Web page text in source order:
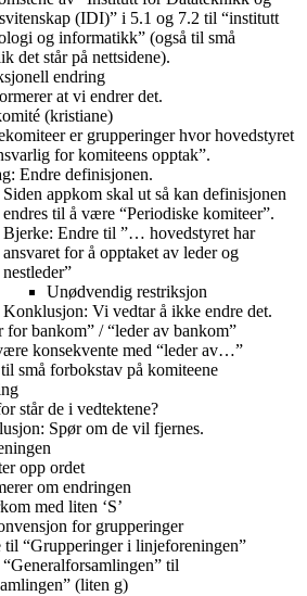
(IDI)” i 5.1 og 7.2 til “institutt
og informatikk” (også til små
det står på nettsidene).
endring
at vi endrer det.
(kristiane)
er grupperinger hvor hovedstyret
for komiteens opptak”.
Endre definisjonen.
Siden appkom skal ut så kan definisjonen
endres til å være “Periodiske komiteer”.
Bjerke: Endre til ”… hovedstyret har
ansvaret for å opptaket av leder og
nestleder”
Unødvendig restriksjon
Konklusjon: Vi vedtar å ikke endre det.
for bankom” / “leder av bankom”
konsekvente med “leder av…”
små forbokstav på komiteene
står de i vedtektene?
Spør om de vil fjernes.
opp ordet
om endringen
med liten ‘S’
for grupperinger
til “Grupperinger i linjeforeningen”
til
(liten g)